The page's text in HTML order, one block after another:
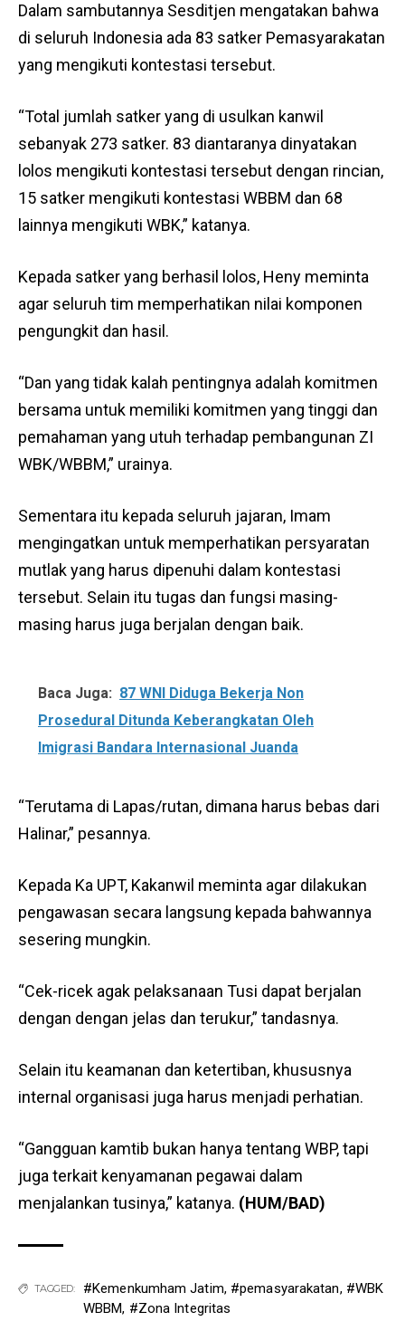
Dalam sambutannya Sesditjen mengatakan bahwa
di seluruh Indonesia ada 83 satker Pemasyarakatan
yang mengikuti kontestasi tersebut.
“Total jumlah satker yang di usulkan kanwil
sebanyak 273 satker. 83 diantaranya dinyatakan
lolos mengikuti kontestasi tersebut dengan rincian,
15 satker mengikuti kontestasi WBBM dan 68
lainnya mengikuti WBK,” katanya.
Kepada satker yang berhasil lolos, Heny meminta
agar seluruh tim memperhatikan nilai komponen
pengungkit dan hasil.
“Dan yang tidak kalah pentingnya adalah komitmen
bersama untuk memiliki komitmen yang tinggi dan
pemahaman yang utuh terhadap pembangunan ZI
WBK/WBBM,” urainya.
Sementara itu kepada seluruh jajaran, Imam
mengingatkan untuk memperhatikan persyaratan
mutlak yang harus dipenuhi dalam kontestasi
tersebut. Selain itu tugas dan fungsi masing-
masing harus juga berjalan dengan baik.
Baca Juga: 87 WNI Diduga Bekerja Non
Prosedural Ditunda Keberangkatan Oleh
Imigrasi Bandara Internasional Juanda
“Terutama di Lapas/rutan, dimana harus bebas dari
Halinar,” pesannya.
Kepada Ka UPT, Kakanwil meminta agar dilakukan
pengawasan secara langsung kepada bahwannya
sesering mungkin.
“Cek-ricek agak pelaksanaan Tusi dapat berjalan
dengan dengan jelas dan terukur,” tandasnya.
Selain itu keamanan dan ketertiban, khususnya
internal organisasi juga harus menjadi perhatian.
“Gangguan kamtib bukan hanya tentang WBP, tapi
juga terkait kenyamanan pegawai dalam
menjalankan tusinya,” katanya. (HUM/BAD)
TAGGED: #Kemenkumham Jatim, #pemasyarakatan, #WBK
WBBM, #Zona Integritas